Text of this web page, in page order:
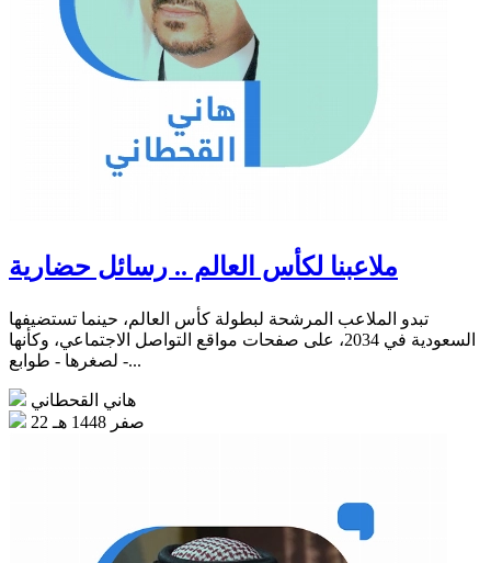
ملاعبنا لكأس العالم .. رسائل حضارية
تبدو الملاعب المرشحة لبطولة كأس العالم، حينما تستضيفها
السعودية في 2034، على صفحات مواقع التواصل الاجتماعي، وكأنها
- لصغرها - طوابع...
هاني القحطاني
22 صفر 1448 هـ